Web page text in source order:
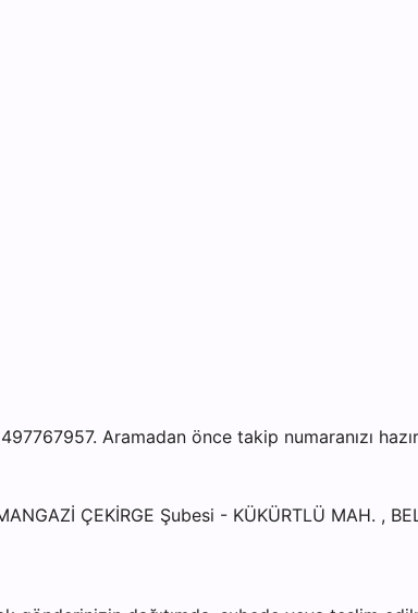
Aramadan önce takip numaranızı hazır
ÇEKİRGE Şubesi - KÜKÜRTLÜ MAH. ,